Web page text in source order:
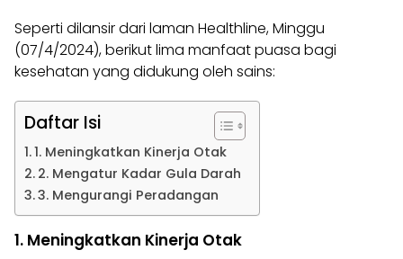
Seperti dilansir dari laman Healthline, Minggu
(07/4/2024), berikut lima manfaat puasa bagi
kesehatan yang didukung oleh sains:
Daftar Isi
1. Meningkatkan Kinerja Otak
2. Mengatur Kadar Gula Darah
3. Mengurangi Peradangan
1. Meningkatkan Kinerja Otak